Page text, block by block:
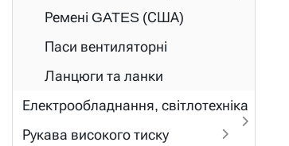
Ремені GATES (США)
Паси вентиляторні
Ланцюги та ланки
Електрообладнання, світлотехніка
Рукава високого тиску